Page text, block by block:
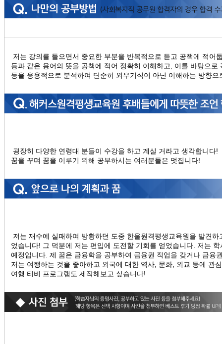
저는 강의를 들으면서 중요한 부분을 반복적으로 듣고 공책에 적어
등과 같은 용어의 뜻을 공책에 적어 정확히 이해하고, 이를 바탕으
등을 응용적으로 분석하여 단순히 외우기식이 아닌 이해하는 방향
굉장히 다양한 연령대 분들이 수강을 하고 계실 거라고 생각합니다
꿈을 꾸며 꿈을 이루기 위해 공부하시는 여러분들은 멋집니다!
저는 재수에 실패하여 방황하던 도중 한울원격평생교육원을 발견
었습니다! 그 덕분에 저는 편입에 도전할 기회를 얻었습니다. 저는
예정입니다. 제 꿈은 금융학을 공부하여 금융권 직업을 갖거나 금융
저는 여행하는 것을 좋아하고 외국에 대한 역사, 문화, 외교 등에 관
여행 티비 프로그램도 제작해보고 싶습니다!